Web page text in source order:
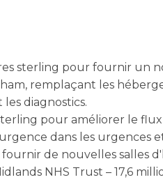
sterling pour fournir un
remplaçant les
diagnostics.
pour améliorer le
dans les urgences
de nouvelles salles
NHS Trust – 17,6